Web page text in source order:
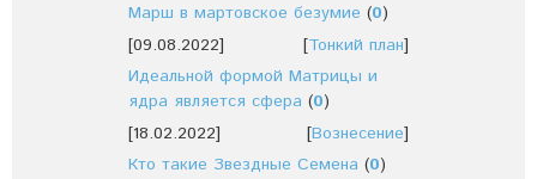
Марш в мартовское безумие (0)
[09.08.2022]
[Тонкий план]
Идеальной формой Матрицы и
ядра является сфера (0)
[18.02.2022]
[Вознесение]
Кто такие Звездные Семена (0)